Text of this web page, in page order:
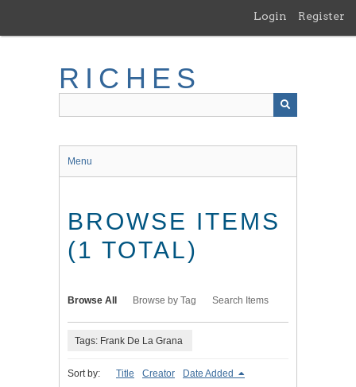
main
Login Register
RICHES
Menu
BROWSE ITEMS
(1 TOTAL)
Browse All Browse by Tag Search Items
Tags: Frank De La Grana
Sort by: Title Creator Date Added